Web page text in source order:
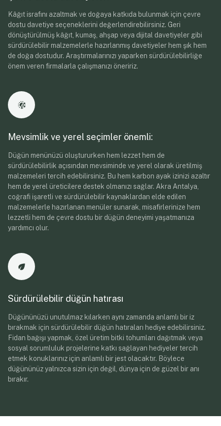
Kâğıt israfını azaltmak ve doğaya katkıda bulunmak için çevre
dostu davetiye seçeneklerini değerlendirebilirsiniz. Geri
dönüştürülmüş kâğıt, kumaş, ahşap veya dijital davetiyeler gibi
sürdürülebilir malzemelerle hazırlanmış davetiyeler hem şık hem
de doğa dostudur. Araştırmalarınızı yaparken sürdürülebilirliğe
önem veren firmalarla çalışmanızı öneririz.
Mevsimlik ve yerel seçimler önemli:
Düğün menünüzü oluştururken hem lezzet hem de
sürdürülebilirlik açısından mevsiminde ve yerel olarak üretilmiş
malzemeleri tercih edebilirsiniz. Bu hem karbon ayak izinizi azaltır
hem de yerel üreticilere destek olmanızı sağlar. Akra Antalya,
coğrafi işaretli ve sürdürülebilir kaynaklardan elde edilen
malzemelerle hazırlanan menüler sunarak, misafirlerinize hem
lezzetli hem de çevre dostu bir düğün deneyimi yaşatmanıza
yardımcı olur.
Sürdürülebilir düğün hatırası
Düğününüzü unutulmaz kılarken aynı zamanda anlamlı bir iz
bırakmak için sürdürülebilir düğün hatıraları hediye edebilirsiniz.
Fidan bağışı yapmak, özel üretim bitki tohumları dağıtmak veya
sosyal sorumluluk projelerine katkı sağlayan hediyeler tercih
etmek konuklarınız için anlamlı bir jest olacaktır. Böylece
düğününüz yalnızca sizin için değil, dünya için de güzel bir anı
bırakır.